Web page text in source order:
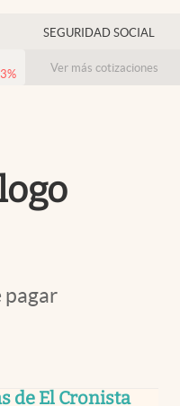
USA
Colombia
SEGURIDAD SOCIAL
% Ver más cotizaciones
pagar
de El Cronista